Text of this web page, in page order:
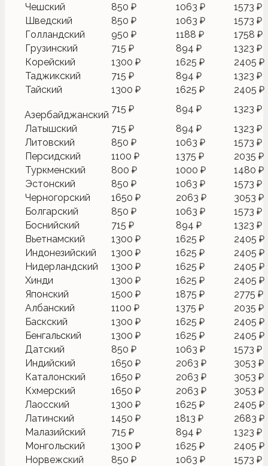
Чешский
850 ₽ 1063 ₽
1573 ₽
Шведский
850 ₽ 1063 ₽
1573 ₽
Голландский
950 ₽ 1188 ₽
1758 ₽
Грузинский
715 ₽ 894 ₽
1323 ₽
Корейский
1300 ₽ 1625 ₽
2405 ₽
Таджикский
715 ₽ 894 ₽
1323 ₽
Тайский
1300 ₽ 1625 ₽ 2405 ₽
Азербайджанский
715 ₽ 894 ₽
1323 ₽
Латышский
715 ₽ 894 ₽
1323 ₽
Литовский
850 ₽ 1063 ₽
1573 ₽
Персидский
1100 ₽ 1375 ₽
2035 ₽
Туркменский
800 ₽ 1000 ₽
1480 ₽
Эстонский
850 ₽ 1063 ₽
1573 ₽
Черногорский
1650 ₽ 2063 ₽
3053 ₽
Болгарский
850 ₽ 1063 ₽
1573 ₽
Боснийский
715 ₽ 894 ₽
1323 ₽
Вьетнамский
1300 ₽ 1625 ₽
2405 ₽
Индонезийский
1300 ₽ 1625 ₽
2405 ₽
Нидерландский
1300 ₽ 1625 ₽
2405 ₽
Хинди
1300 ₽ 1625 ₽
2405 ₽
Японский
1500 ₽ 1875 ₽
2775 ₽
Албанский
1100 ₽ 1375 ₽
2035 ₽
Баскский
1300 ₽ 1625 ₽
2405 ₽
Бенгальский
1300 ₽ 1625 ₽
2405 ₽
Датский
850 ₽ 1063 ₽
1573 ₽
Индийский
1650 ₽ 2063 ₽
3053 ₽
Каталонский
1650 ₽ 2063 ₽
3053 ₽
Кхмерский
1650 ₽ 2063 ₽
3053 ₽
Лаосский
1300 ₽ 1625 ₽
2405 ₽
Латинский
1450 ₽ 1813 ₽
2683 ₽
Малазийский
715 ₽ 894 ₽
1323 ₽
Монгольский
1300 ₽ 1625 ₽
2405 ₽
Норвежский
850 ₽ 1063 ₽
1573 ₽